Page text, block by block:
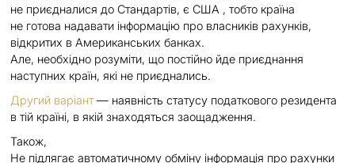
не приєдналися до Стандартів, є США , тобто країна
не готова надавати інформацію про власників рахунків,
відкритих в Американських банках.
Але, необхідно розуміти, що постійно йде приєднання
наступних країн, які не приєднались.
Другий варіант— наявність статусу податкового резидента
в тій країні, в якій знаходяться заощадження.
Також,
Не підлягає автоматичному обміну інформація про рахунки